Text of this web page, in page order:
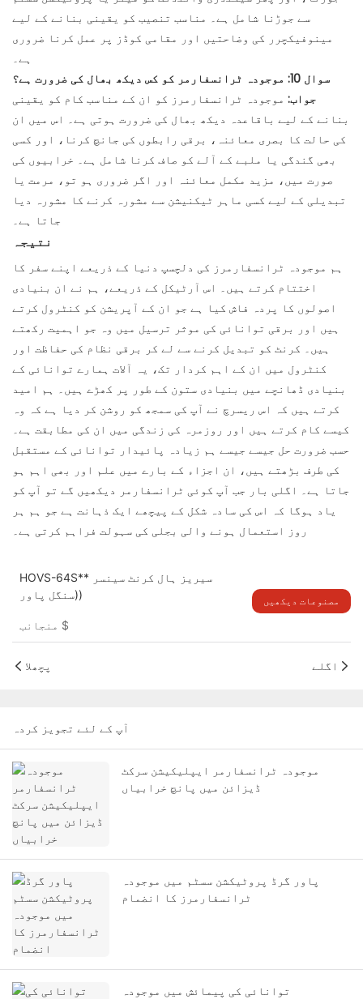
سے جوڑنا شامل ہے۔ مناسب تنصیب کو یقینی بنانے کے لیے
مینوفیکچرر کی وضاحتیں اور مقامی کوڈز پر عمل کرنا ضروری
ہے۔
سوال 10: موجودہ ٹرانسفارمر کو کس دیکھ بھال کی ضرورت ہے؟
جواب: موجودہ ٹرانسفارمرز کو ان کے مناسب کام کو یقینی
بنانے کے لیے باقاعدہ دیکھ بھال کی ضرورت ہوتی ہے۔ اس میں ان
کی حالت کا بصری معائنہ، برقی رابطوں کی جانچ کرنا، اور کسی
بھی گندگی یا ملبے کے آلے کو صاف کرنا شامل ہے۔ خرابیوں کی
صورت میں، مزید مکمل معائنہ اور اگر ضروری ہو تو، مرمت یا
تبدیلی کے لیے کسی ماہر ٹیکنیشن سے مشورہ کرنے کا مشورہ دیا
جاتا ہے۔
نتیجہ
ہم موجودہ ٹرانسفارمرز کی دلچسپ دنیا کے ذریعے اپنے سفر کا
اختتام کرتے ہیں۔ اس آرٹیکل کے ذریعے، ہم نے ان بنیادی
اصولوں کا پردہ فاش کیا ہے جو ان کے آپریشن کو کنٹرول کرتے
ہیں اور برقی توانائی کی موثر ترسیل میں وہ جو اہمیت رکھتے
ہیں۔ کرنٹ کو تبدیل کرنے سے لے کر برقی نظام کی حفاظت اور
کنٹرول میں ان کے اہم کردار تک، یہ آلات ہمارے توانائی کے
بنیادی ڈھانچے میں بنیادی ستون کے طور پر کھڑے ہیں۔ ہم امید
کرتے ہیں کہ اس ریسرچ نے آپ کی سمجھ کو روشن کر دیا ہے کہ وہ
کیسے کام کرتے ہیں اور روزمرہ کی زندگی میں ان کی مطابقت ہے۔
حسب ضرورت حل جیسے جیسے ہم زیادہ پائیدار توانائی کے مستقبل
کی طرف بڑھتے ہیں، ان اجزاء کے بارے میں علم اور بھی اہم ہو
جاتا ہے۔ اگلی بار جب آپ کوئی ٹرانسفارمر دیکھیں گے تو آپ کو
یاد ہوگا کہ اس کی سادہ شکل کے پیچھے ایک ذہانت ہے جو ہم ہر
روز استعمال ہونے والی بجلی کی سہولت فراہم کرتی ہے۔
HOVS-64S** سیریز ہال کرنٹ سینسر
(سنگل پاور)
$
مصنوعات دیکھیں
پچھلا اگلے
آپ کے لئے تجویز کردہ
موجودہ ٹرانسفارمر ایپلیکیشن سرکٹ
ڈیزائن میں پانچ خرابیاں
پاور گرڈ پروٹیکشن سسٹم میں موجودہ
ٹرانسفارمرز کا انضمام
توانائی کی پیمائش میں موجودہ